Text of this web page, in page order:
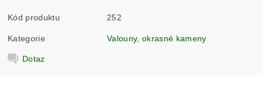
Kód produktu 252
Kategorie Valouny, okrasné kameny
Dotaz